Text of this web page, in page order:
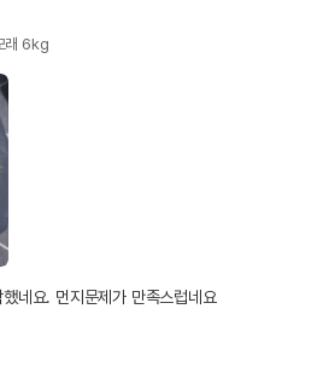
래 6kg
네요. 먼지문제가 만족스럽네요